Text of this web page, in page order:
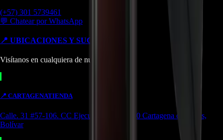
(+57) 301 5739461
💬 Chatear por WhatsApp
📍 UBICACIONES Y SUCURSALES
Visítanos en cualquiera de nuestras tiendas
📍 CARTAGENATIENDA
Calle. 31 #57-106. CC Ejecutivos Local 130 Cartagena de Indias,
Bolívar